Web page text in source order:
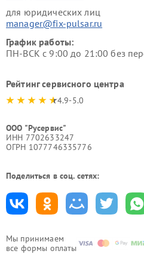
Мы принимаем
все формы оплаты
для юридических лиц
manager@fix-pulsar.ru
График работы:
ПН-ВСК с 9:00 до 21:00 без
Рейтинг сервисного центра
4.9-5.0
ООО "Русервис"
ИНН 7702633247
ОГРН 1077746335776
Поделиться в соц. сетях: